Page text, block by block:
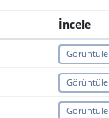
İncele
Görüntüle
Görüntüle
Görüntüle